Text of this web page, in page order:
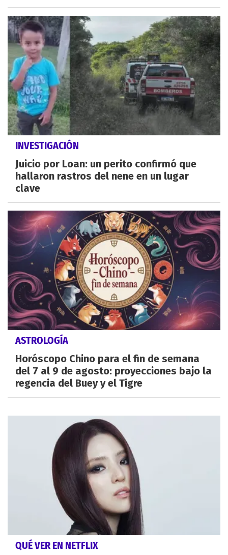
INVESTIGACIÓN
Juicio por Loan: un perito confirmó que
hallaron rastros del nene en un lugar
clave
ASTROLOGÍA
Horóscopo Chino para el fin de semana
del 7 al 9 de agosto: proyecciones bajo la
regencia del Buey y el Tigre
QUÉ VER EN NETFLIX